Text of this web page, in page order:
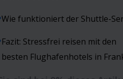
Wie funktioniert der Shuttle-
Fazit: Stressfrei reisen mit den
besten Flughafenhotels in